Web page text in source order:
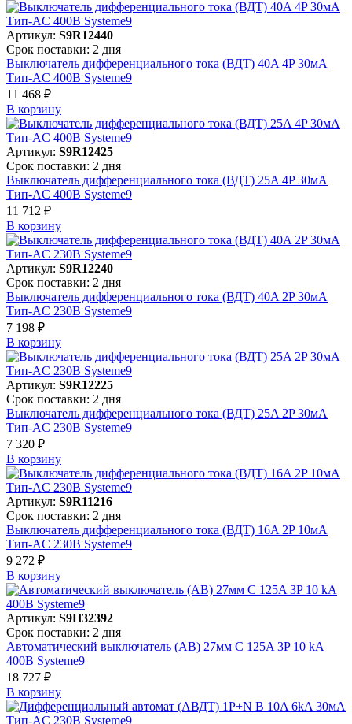
Артикул: S9R12440
Срок поставки: 2 дня
Выключатель дифференциального тока (ВДТ) 40A 4P 30мА
Тип-AC 400В Systeme9
11 468 ₽
В корзинy
Артикул: S9R12425
Срок поставки: 2 дня
Выключатель дифференциального тока (ВДТ) 25A 4P 30мА
Тип-AC 400В Systeme9
11 712 ₽
В корзинy
Артикул: S9R12240
Срок поставки: 2 дня
Выключатель дифференциального тока (ВДТ) 40A 2P 30мА
Тип-AC 230В Systeme9
7 198 ₽
В корзинy
Артикул: S9R12225
Срок поставки: 2 дня
Выключатель дифференциального тока (ВДТ) 25A 2P 30мА
Тип-AC 230В Systeme9
7 320 ₽
В корзинy
Артикул: S9R11216
Срок поставки: 2 дня
Выключатель дифференциального тока (ВДТ) 16A 2P 10мА
Тип-AC 230В Systeme9
9 272 ₽
В корзинy
Артикул: S9H32392
Срок поставки: 2 дня
Автоматический выключатель (АВ) 27мм C 125A 3P 10 kA
400В Systeme9
18 727 ₽
В корзинy